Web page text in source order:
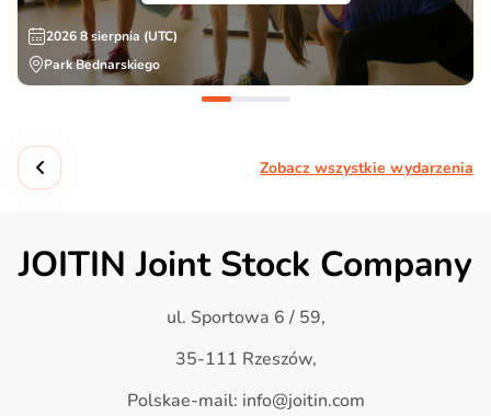
2026 8 sierpnia (UTC)
Park Bednarskiego
Zobacz wszystkie wydarzenia
JOITIN Joint Stock Company
ul. Sportowa 6 / 59,
35-111 Rzeszów,
Polskae-mail: info@joitin.com